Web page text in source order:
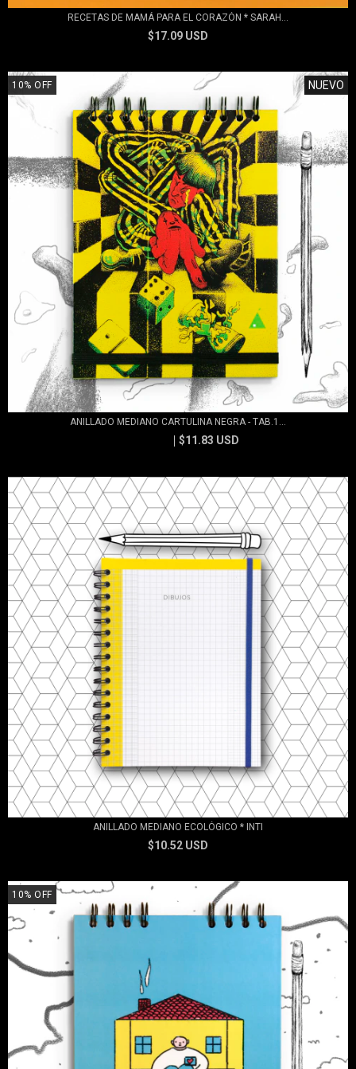
RECETAS DE MAMÁ PARA EL CORAZÓN * SARAH...
$17.09 USD
10% OFF NUEVO
ANILLADO MEDIANO CARTULINA NEGRA - TAB.1...
$11.83 USD
ANILLADO MEDIANO ECOLÓGICO * INTI
$10.52 USD
10% OFF